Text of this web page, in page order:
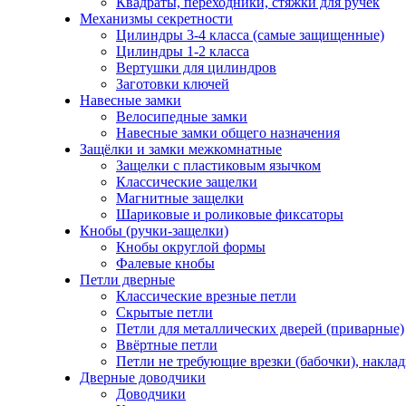
Механизмы секретности
Цилиндры 3-4 класса (самые защищенные)
Цилиндры 1-2 класса
Вертушки для цилиндров
Заготовки ключей
Навесные замки
Велосипедные замки
Навесные замки общего назначения
Защёлки и замки межкомнатные
Защелки с пластиковым язычком
Классические защелки
Магнитные защелки
Шариковые и роликовые фиксаторы
Кнобы (ручки-защелки)
Кнобы округлой формы
Фалевые кнобы
Петли дверные
Классические врезные петли
Скрытые петли
Петли для металлических дверей (приварные)
Ввёртные петли
Петли не требующие врезки (бабочки),
Дверные доводчики
Доводчики